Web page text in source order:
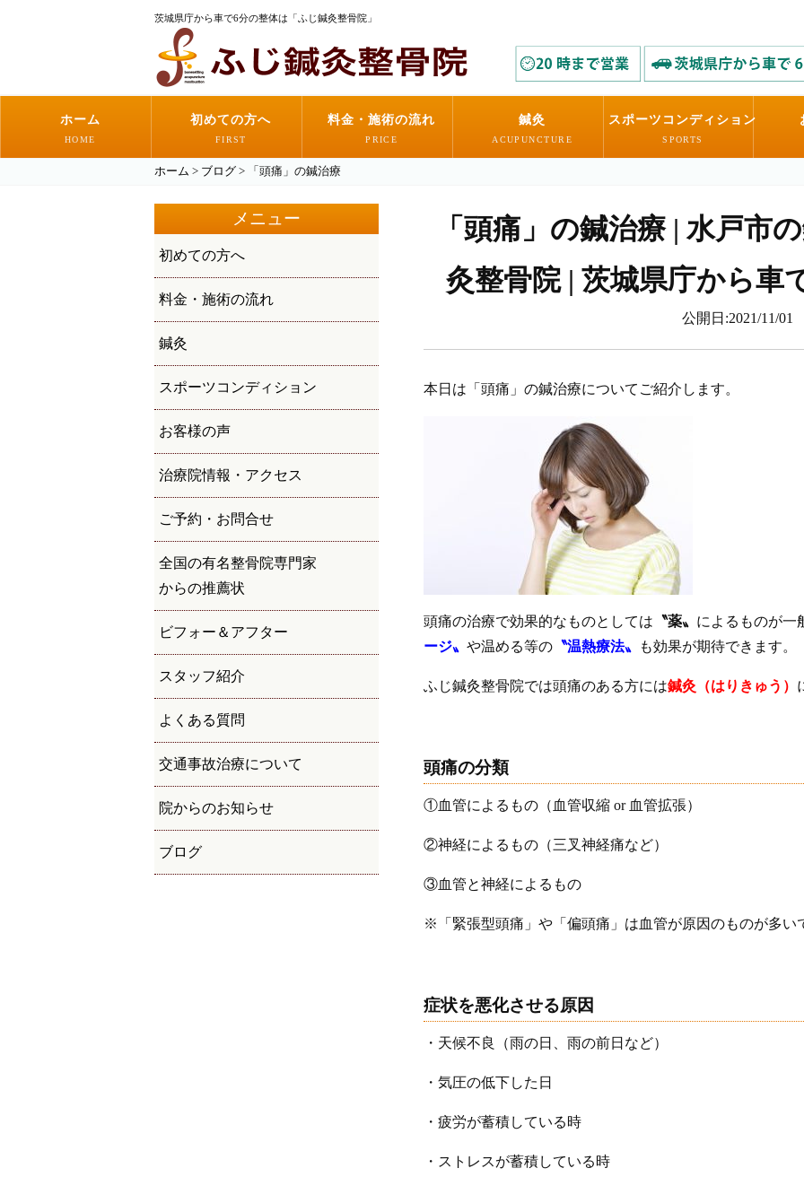
茨城県庁から車で6分の整体は「ふじ鍼灸整骨院」
ホーム
HOME
初めての方へ
FIRST
料金・施術の流れ
PRICE
鍼灸
ACUPUNCTURE
スポーツコンディション
SPORTS
ホーム > ブログ > 「頭痛」の鍼治療
メニュー
初めての方へ
料金・施術の流れ
鍼灸
スポーツコンディション
お客様の声
治療院情報・アクセス
ご予約・お問合せ
全国の有名整骨院専門家
からの推薦状
ビフォー＆アフター
スタッフ紹介
よくある質問
交通事故治療について
院からのお知らせ
ブログ
「頭痛」の鍼治療 | 水戸市
灸整骨院 | 茨城県庁から車
公開日:2021/11/01
本日は「頭痛」の鍼治療についてご紹介します。
頭痛の治療で効果的なものとしては 〝薬〟 によるものが一
ージ〟 や温める等の 〝温熱療法〟 も効果が期待できます。
ふじ鍼灸整骨院では頭痛のある方には鍼灸（はりきゅう）
頭痛の分類
①血管によるもの（血管収縮 or 血管拡張）
②神経によるもの（三叉神経痛など）
③血管と神経によるもの
※「緊張型頭痛」や「偏頭痛」は血管が原因のものが多い
症状を悪化させる原因
・天候不良（雨の日、雨の前日など）
・気圧の低下した日
・疲労が蓄積している時
・ストレスが蓄積している時